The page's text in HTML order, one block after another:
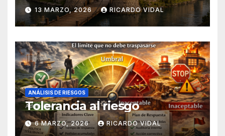
13 MARZO, 2026 RICARDO VIDAL
ANÁLISIS DE RIESGOS
Tolerancia al riesgo
6 MARZO, 2026 RICARDO VIDAL